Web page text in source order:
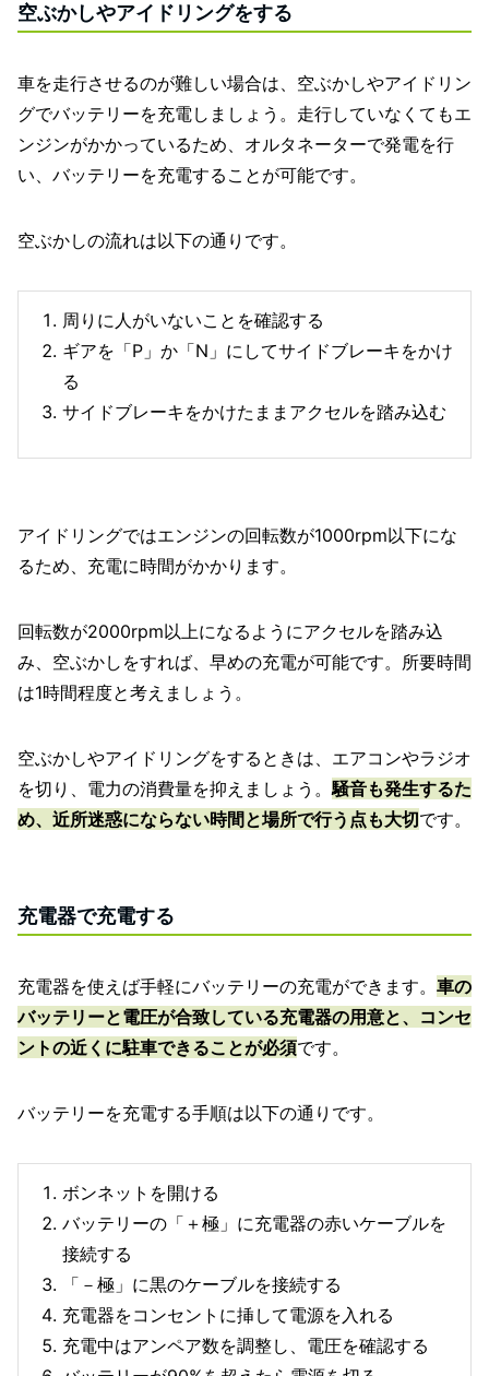
空ぶかしやアイドリングをする
車を走行させるのが難しい場合は、空ぶかしやアイドリン
グでバッテリーを充電しましょう。走行していなくてもエ
ンジンがかかっているため、オルタネーターで発電を行
い、バッテリーを充電することが可能です。
空ぶかしの流れは以下の通りです。
周りに人がいないことを確認する
ギアを「P」か「N」にしてサイドブレーキをかけ
る
サイドブレーキをかけたままアクセルを踏み込む
アイドリングではエンジンの回転数が1000rpm以下にな
るため、充電に時間がかかります。
回転数が2000rpm以上になるようにアクセルを踏み込
み、空ぶかしをすれば、早めの充電が可能です。所要時間
は1時間程度と考えましょう。
空ぶかしやアイドリングをするときは、エアコンやラジオ
を切り、電力の消費量を抑えましょう。騒音も発生するた
め、近所迷惑にならない時間と場所で行う点も大切です。
充電器で充電する
充電器を使えば手軽にバッテリーの充電ができます。 車の
バッテリーと電圧が合致している充電器の用意と、コンセ
ントの近くに駐車できることが必須です。
バッテリーを充電する手順は以下の通りです。
ボンネットを開ける
バッテリーの「＋極」に充電器の赤いケーブルを
接続する
「－極」に黒のケーブルを接続する
充電器をコンセントに挿して電源を入れる
充電中はアンペア数を調整し、電圧を確認する